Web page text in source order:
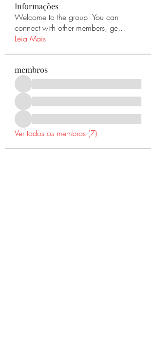
Informações
Welcome to the group! You can
connect with other members, ge...
Leia Mais
membros
Ver todos os membros (7)